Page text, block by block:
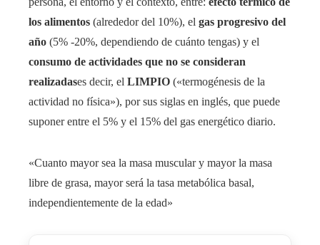
los alimentos (alrededor del 10%), el gas progresivo del
año (5% -20%, dependiendo de cuánto tengas) y el
consumo de actividades que no se consideran
realizadases decir, el LIMPIO («termogénesis de la
actividad no física»), por sus siglas en inglés, que puede
suponer entre el 5% y el 15% del gas energético diario.
«Cuanto mayor sea la masa muscular y mayor la masa
libre de grasa, mayor será la tasa metabólica basal,
independientemente de la edad»